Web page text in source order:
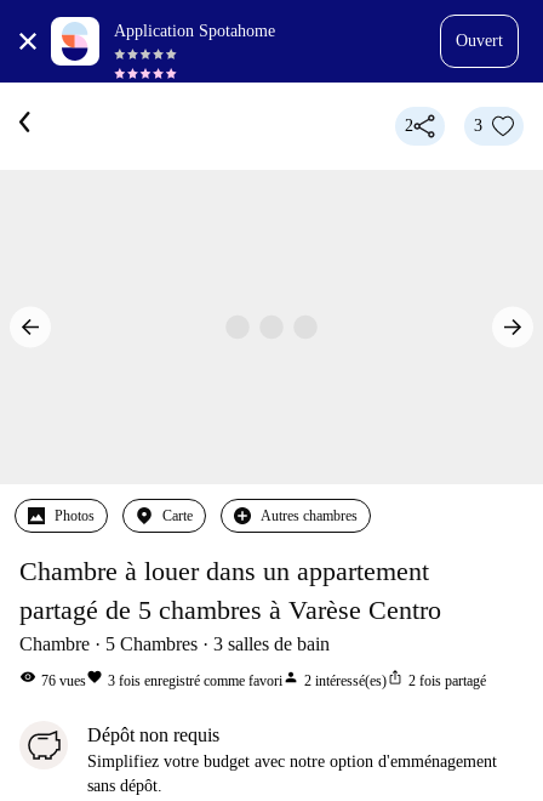
Application Spotahome
Ouvert
2 3
Photos Carte Autres chambres
Chambre à louer dans un appartement
partagé de 5 chambres à Varèse Centro
Chambre 5 Chambres 3 salles de bain
visibility 76 vuesfavorite 3 fois enregistré comme favoriperson 2 intéressé(es)ios_share 2 fois partagé
Dépôt non requis
Simplifiez votre budget avec notre option d'emménagement
sans dépôt.